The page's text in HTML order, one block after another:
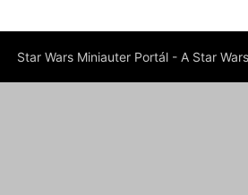
Star Wars Miniauter Portál - A Star